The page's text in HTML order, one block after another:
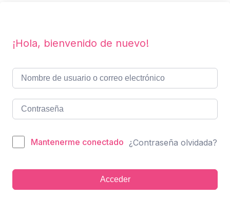
¡Hola, bienvenido de nuevo!
Mantenerme conectado ¿Contraseña olvidada?
Acceder